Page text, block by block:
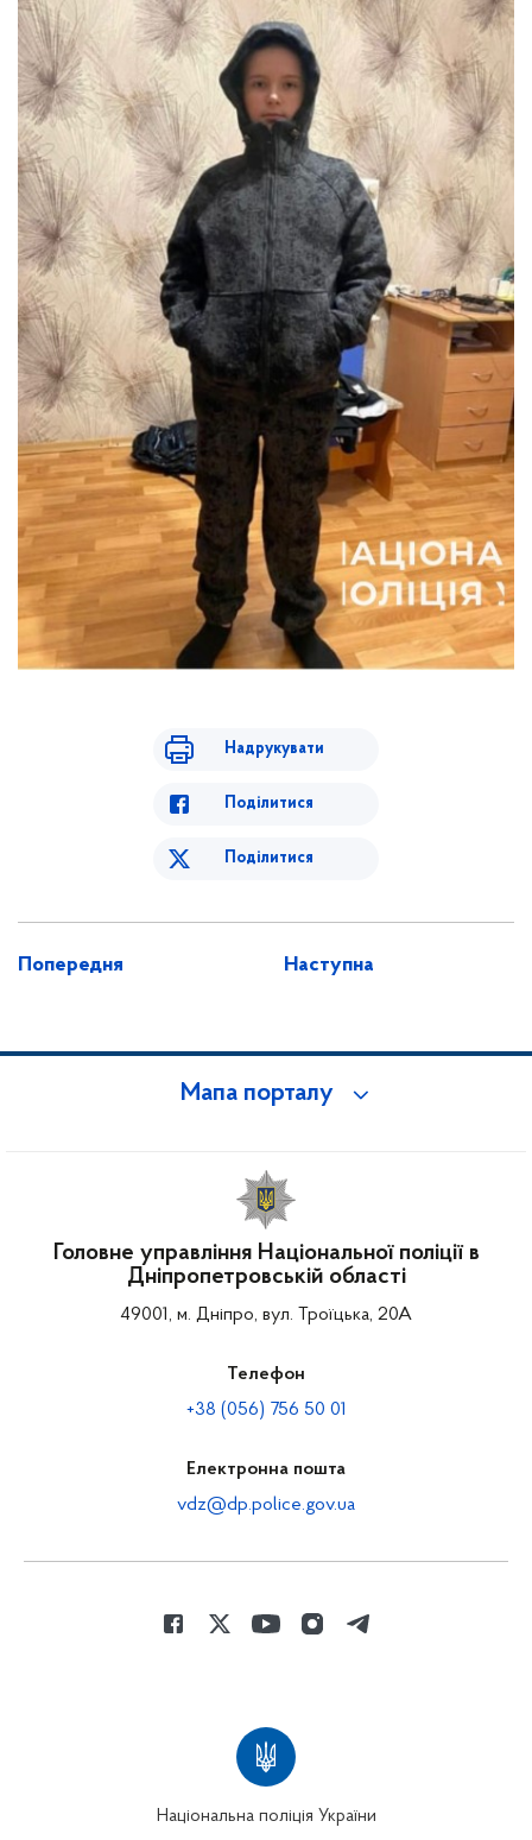
Надрукувати
Поділитися
Поділитися
Попередня Наступна
Мапа порталу
Головне управління Національної поліції в
Дніпропетровській області
49001, м. Дніпро, вул. Троїцька, 20А
Телефон
+38 (056) 756 50 01
Електронна пошта
vdz@dp.police.gov.ua
Національна поліція України